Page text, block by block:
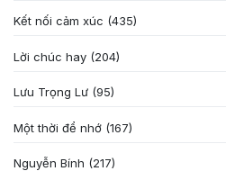
Kết nối cảm xúc (435)
Lời chúc hay (204)
Lưu Trọng Lư (95)
Một thời để nhớ (167)
Nguyễn Bính (217)